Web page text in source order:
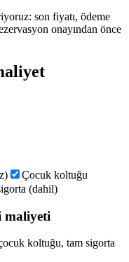
son fiyatı, ödeme
onayından önce
Çocuk koltuğu
(dahil)
maliyeti
koltuğu, tam sigorta